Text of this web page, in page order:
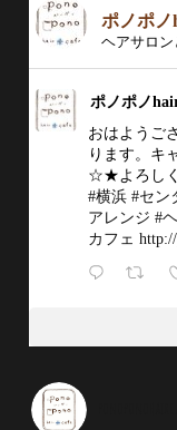
ポノポノ
ヘアサロ
ポノポノ
おはようご
ります。キ
☆★よろし
#横浜 #セン
アレンジ #
カフェ